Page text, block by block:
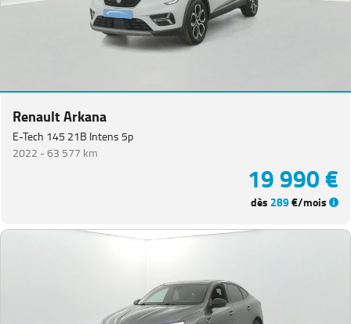
Renault Arkana
E-Tech 145 21B Intens 5p
2022 -63 577 km
19 990 €
dès 289€/mois